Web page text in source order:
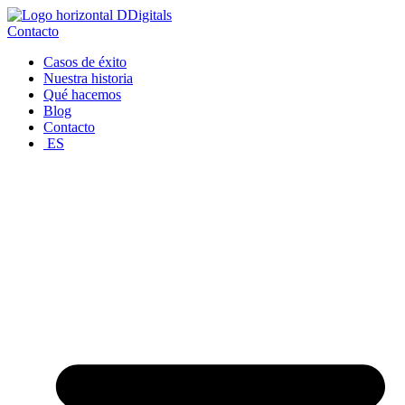
Ir
al
Contacto
Casos de éxito
Nuestra historia
Qué hacemos
Blog
Contacto
ES